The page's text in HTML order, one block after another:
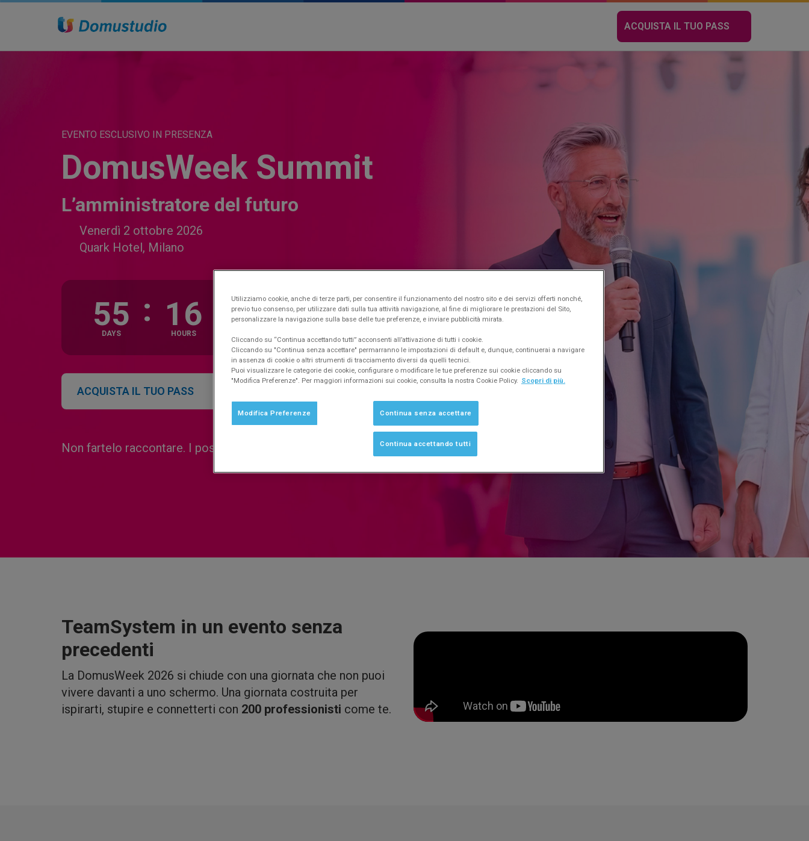
ACQUISTA IL TUO PASS
IL
DOMUSWEEK
EVENTO ESCLUSIVO IN PRESENZA
DomusWeek Summit
L’amministratore del futuro
Venerdì 2 ottobre 2026
Quark Hotel, Milano
55
DAYS
: 16
HOURS
52 : 15
ACQUISTA IL TUO PASS
Non fartelo raccontare. I posti sono limitati.
TeamSystem in un evento senza
precedenti
La DomusWeek 2026 si chiude con una giornata che non puoi
vivere davanti a uno schermo. Una giornata costruita per
ispirarti, stupire e connetterti con 200 professionisti come te.
Utilizziamo cookie, anche di terze parti, per consentire il funzionamento del nostro sito e dei servizi offerti nonché,
previo tuo consenso, per utilizzare dati sulla tua attività navigazione, al fine di migliorare le prestazioni del Sito,
personalizzare la navigazione sulla base delle tue preferenze, e inviare pubblicità mirata.
Cliccando su “Continua accettando tutti” acconsenti all’attivazione di tutti i cookie.
Cliccando su "Continua senza accettare" permarranno le impostazioni di default e, dunque, continuerai a navigare
in assenza di cookie o altri strumenti di tracciamento diversi da quelli tecnici.
Puoi visualizzare le categorie dei cookie, configurare o modificare le tue preferenze sui cookie cliccando su
"Modifica Preferenze". Per maggiori informazioni sui cookie, consulta la nostra Cookie Policy. Scopri di più.
Modifica Preferenze Continua senza accettare
Continua accettando tutti